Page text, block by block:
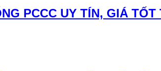
PCCC UY TÍN, GIÁ